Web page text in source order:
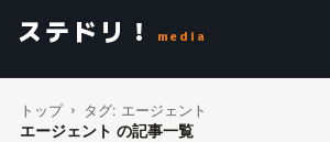
ステドリ！ media
トップ タグ: エージェント
エージェント の記事一覧